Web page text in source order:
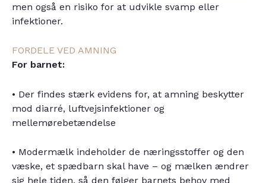
men også en risiko for at udvikle svamp eller
infektioner.
FORDELE VED AMNING
For barnet:
• Der findes stærk evidens for, at amning beskytter
mod diarré, luftvejsinfektioner og
mellemørebetændelse
• Modermælk indeholder de næringsstoffer og den
væske, et spædbarn skal have – og mælken ændrer
sig hele tiden, så den følger barnets behov med